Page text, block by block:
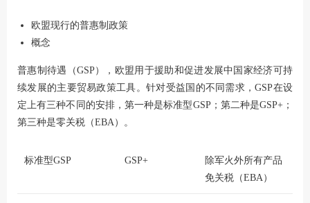
欧盟现行的普惠制政策
概念
普惠制待遇（GSP），欧盟用于援助和促进发展中国家经济可持
续发展的主要贸易政策工具。针对受益国的不同需求，GSP在设
定上有三种不同的安排，第一种是标准型GSP；第二种是GSP+；
第三种是零关税（EBA）。
标准型GSP GSP+
除军火外所有产品
免关税（EBA）